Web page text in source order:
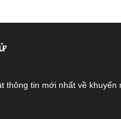
thông tin mới nhất về khuyến